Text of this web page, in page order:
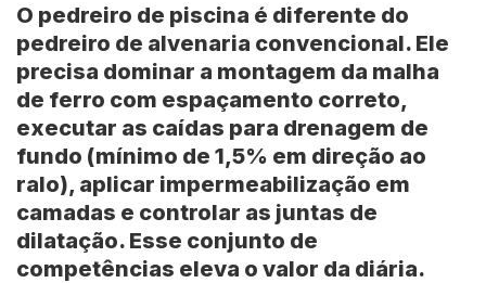
O pedreiro de piscina é diferente do
pedreiro de alvenaria convencional. Ele
precisa dominar a montagem da malha
de ferro com espaçamento correto,
executar as caídas para drenagem de
fundo (mínimo de 1,5% em direção ao
ralo), aplicar impermeabilização em
camadas e controlar as juntas de
dilatação. Esse conjunto de
competências eleva o valor da diária.